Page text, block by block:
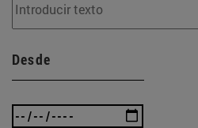
Desde